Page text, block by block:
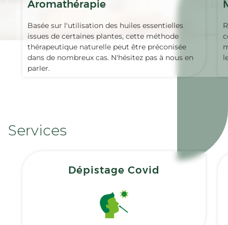
Aromathérapie
Basée sur l'utilisation des huiles essentielles
issues de certaines plantes, cette méthode
thérapeutique naturelle peut être préconisée
dans de nombreux cas. N'hésitez pas à nous en
parler.
Services
Dépistage Covid